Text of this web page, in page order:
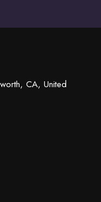
CA, United